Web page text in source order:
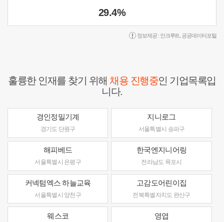
29.4%
정보제공 : 인크루트 공공데이터포털
훌륭한 인재를 찾기 위해채용 진행중인 기업목록입
니다.
경인정밀기계
경기도 단원구
지니로그
서울특별시 송파구
해피베드
서울특별시 은평구
한국엔지니어링
전라남도 목포시
커넥텀엑스 하늘교육
서울특별시 양천구
고감도어린이집
전북특별자치도 완산구
웨스코 영엽